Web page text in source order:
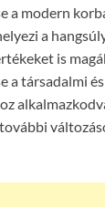
a modern
a
is
a társadalmi